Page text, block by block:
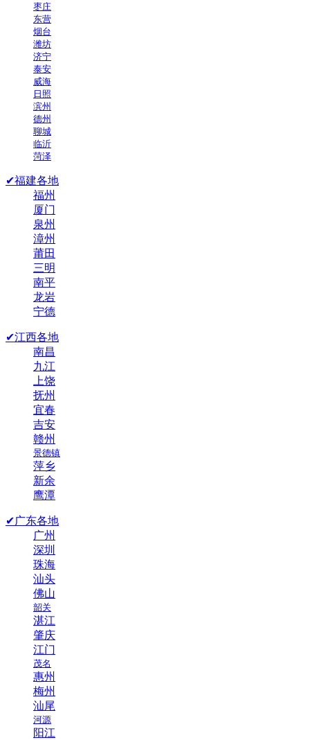
枣庄
东营
烟台
潍坊
济宁
泰安
威海
日照
滨州
德州
聊城
临沂
菏泽
✔福建各地
福州
厦门
泉州
漳州
莆田
三明
南平
龙岩
宁德
✔江西各地
南昌
九江
上饶
抚州
宜春
吉安
赣州
景德镇
萍乡
新余
鹰潭
✔广东各地
广州
深圳
珠海
汕头
佛山
韶关
湛江
肇庆
江门
茂名
惠州
梅州
汕尾
河源
阳江